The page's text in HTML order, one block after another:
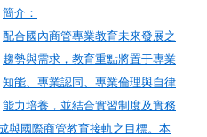
簡介：
配合國內商管專業教育未來發展之
趨勢與需求，教育重點將置于專業
知能、專業認同、專業倫理與自律
能力培養，並結合實習制度及實務
與國際商管教育接軌之目標。本